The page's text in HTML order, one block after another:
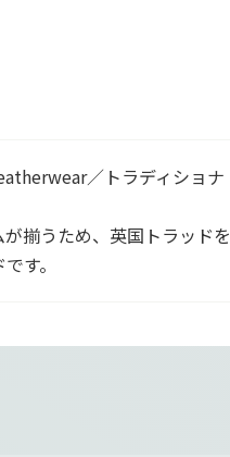
／トラディショナ
揃うため、英国トラッドを
す。